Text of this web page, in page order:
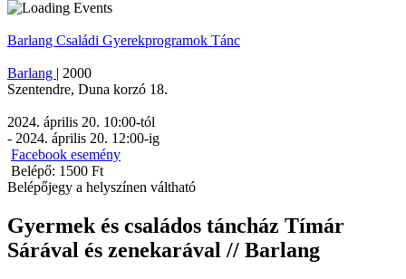
Barlang Családi Gyerekprogramok Tánc
Barlang | 2000
Szentendre, Duna korzó 18.
2024. április 20. 10:00-tól
- 2024. április 20. 12:00-ig
Facebook esemény
Belépő: 1500 Ft
Belépőjegy a helyszínen váltható
Gyermek és családos táncház Tímár
Sárával és zenekarával // Barlang